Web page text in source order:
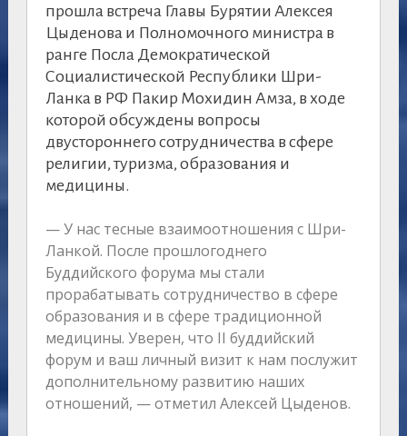
прошла встреча Главы Бурятии Алексея
Цыденова и Полномочного министра в
ранге Посла Демократической
Социалистической Республики Шри-
Ланка в РФ Пакир Мохидин Амза, в ходе
которой обсуждены вопросы
двустороннего сотрудничества в сфере
религии, туризма, образования и
медицины.
— У нас тесные взаимоотношения с Шри-
Ланкой. После прошлогоднего
Буддийского форума мы стали
прорабатывать сотрудничество в сфере
образования и в сфере традиционной
медицины. Уверен, что II буддийский
форум и ваш личный визит к нам послужит
дополнительному развитию наших
отношений, — отметил Алексей Цыденов.